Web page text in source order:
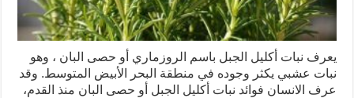
يعرف نبات أكليل الجبل باسم الروزماري أو حصى البان ، وهو
نبات عشبي يكثر وجوده في منطقة البحر الأبيض المتوسط. وقد
عرف الانسان فوائد نبات أكليل الجبل أو حصى البان منذ القدم،